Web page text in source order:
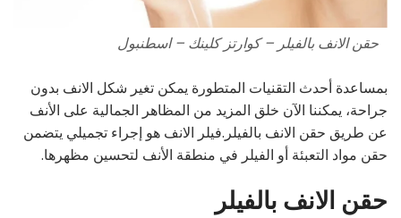
حقن الانف بالفيلر – كوارتز كلينك – اسطنبول
بمساعدة أحدث التقنيات المتطورة يمكن تغير شكل الانف بدون
جراحة، يمكننا الآن خلق المزيد من المظاهر الجمالية على الأنف
عن طريق حقن الانف بالفيلر.فيلر الانف هو إجراء تجميلي يتضمن
حقن مواد التعبئة أو الفيلر في منطقة الأنف لتحسين مظهرها.
حقن الانف بالفيلر